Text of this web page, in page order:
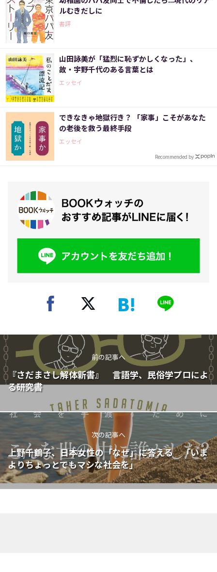
ルむきだしに
書評
山田詠美が「猛烈に恥ずかしくなった」、
故・宇野千代のある言葉とは
エッセイ
できなきゃ地獄行き？ 「家事」こそがあなた
の老後を救う最終手段
エッセイ
Recommended by
前の記事へ
『さだまさし解体新書』 言語学、民俗学プロによ
る研究書
次の記事へ
上野千鶴子、日本女性の「なぜ」に答える 「いま
よりちょっとでもマシな社会を」